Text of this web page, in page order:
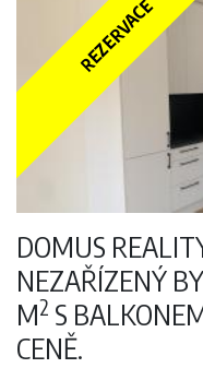
od 01.07.2026.
REZERVACE
DOMUS
NEZAŘÍZENÝ
M2 S
CENĚ.